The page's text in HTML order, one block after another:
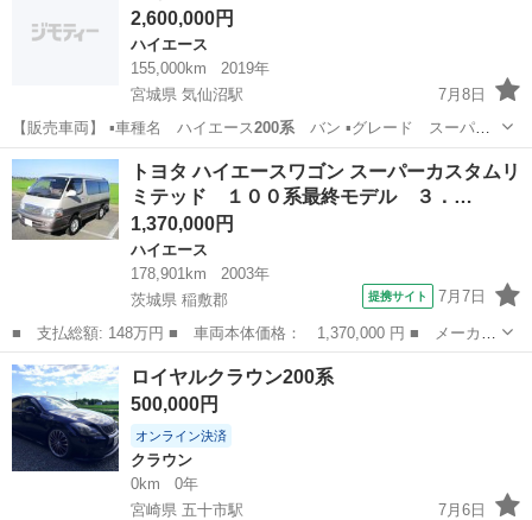
◇フジツ...
2,600,000円
ハイエース
155,000km
2019年
宮城県 気仙沼駅
7月8日
【販売車両】 ▪️車種名 ハイエース200系バン ▪️グレード スーパー
GL …
宮城 気仙沼市 気仙沼駅 ハイエース
トヨタ ハイエースワゴン スーパーカスタムリ
ミテッド １００系最終モデル ３．…
1,370,000円
ハイエース
178,901km
2003年
茨城県 稲敷郡
提携サイト 7月7日
■ 支払総額: 148万円 ■ 車両本体価格： 1,370,000 円 ■ メーカー
名： トヨタ ■ 車種名： ハイエースワゴン ■ グレード名： ス
ーパーカスタムリミテッド １００系最終モデル ３．０ディーゼル
ターボＳＣ...
茨城 稲敷郡 ハイエース
ロイヤルクラウン200系
500,000円
オンライン決済
クラウン
0km
0年
宮崎県 五十市駅
7月6日